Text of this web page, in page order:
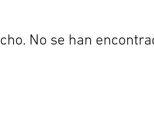
No se han